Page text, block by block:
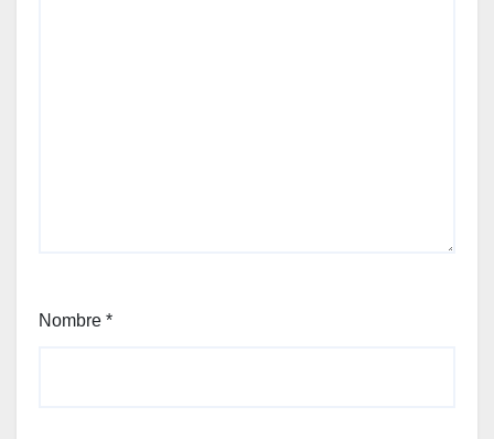
Nombre *